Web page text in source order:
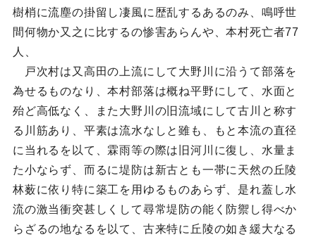
樹梢に流塵の掛留し凄風に歴乱するあるのみ、鳴呼世
間何物か又之に比するの惨害あらんや、本村死亡者77
人、
戸次村は又高田の上流にして大野川に沿うて部落を
為せるものなり、本村部落は概ね平野にして、水面と
殆ど高低なく、また大野川の旧流域にして古川と称す
る川筋あり、平素は流水なしと雖も、もと本流の直径
に当れるを以て、霖雨等の際は旧河川に復し、水量ま
た小ならず、而るに堤防は新古とも一帯に天然の丘陵
林薮に依り特に築工を用ゆるものあらず、是れ蓋し水
流の激当衝突甚しくして尋常堤防の能く防禦し得べか
らざるの地なるを以て、古来特に丘陵の如き緩大なる